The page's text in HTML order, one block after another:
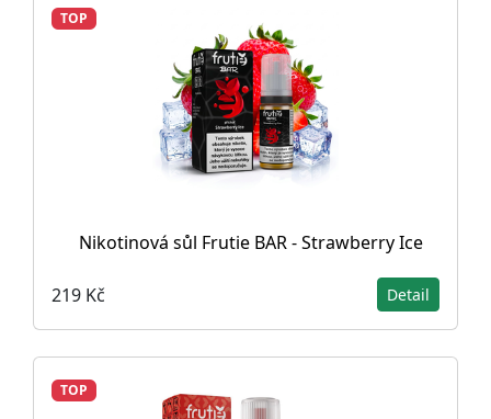
TOP
Nikotinová sůl Frutie BAR - Strawberry Ice
219 Kč Detail
TOP